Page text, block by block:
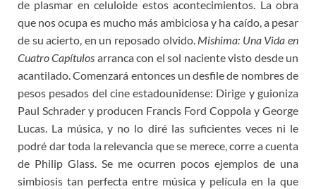
de plasmar en celuloide estos acontecimientos. La obra
que nos ocupa es mucho más ambiciosa y ha caído, a pesar
de su acierto, en un reposado olvido. Mishima: Una Vida en
Cuatro Capítulos arranca con el sol naciente visto desde un
acantilado. Comenzará entonces un desfile de nombres de
pesos pesados del cine estadounidense: Dirige y guioniza
Paul Schrader y producen Francis Ford Coppola y George
Lucas. La música, y no lo diré las suficientes veces ni le
podré dar toda la relevancia que se merece, corre a cuenta
de Philip Glass. Se me ocurren pocos ejemplos de una
simbiosis tan perfecta entre música y película en la que